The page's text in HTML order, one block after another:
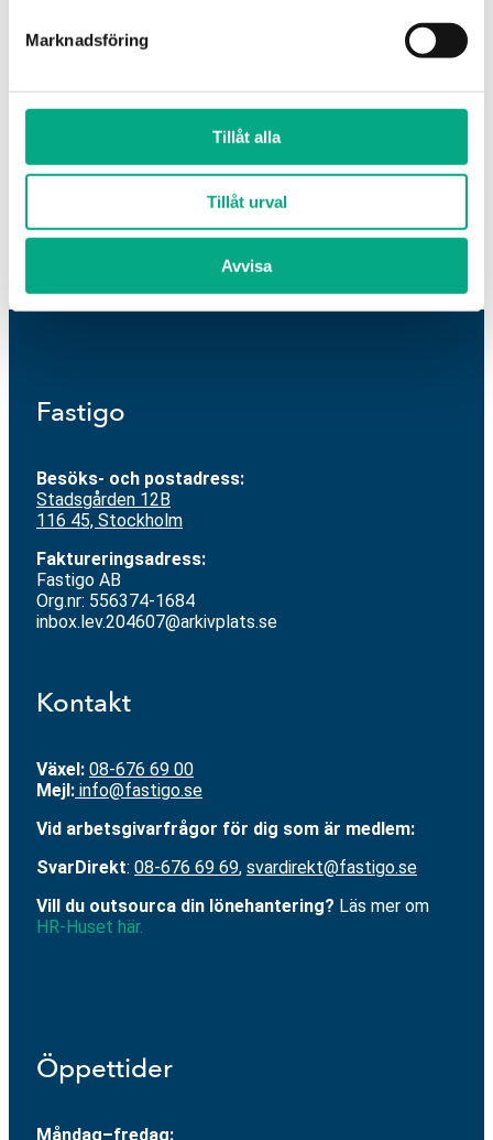
Marknadsföring
Tillåt alla
Tillåt urval
Avvisa
ARBETSGIVARNYTT, NYHETER
Tekniksprånget (K-avtal)
ARBETSGIVARNYTT
16 feb 2026
Fastigo
Besöks- och postadress:
Stadsgården 12B
116 45, Stockholm
Faktureringsadress:
Fastigo AB
Org.nr: 556374-1684
inbox.lev.204607@arkivplats.se
Kontakt
Växel: 08-676 69 00
Mejl: info@fastigo.se
Vid arbetsgivarfrågor för dig som är medlem:
SvarDirekt: 08-676 69 69, svardirekt@fastigo.se
Vill du outsourca din lönehantering? Läs mer om
HR-Huset här.
Öppettider
Måndag–fredag: